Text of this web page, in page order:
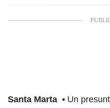
Santa Marta
Un